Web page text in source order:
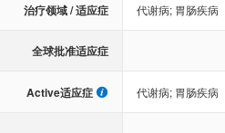
治疗领域 / 适应症 代谢病; 胃肠疾病
全球批准适应症
Active适应症 代谢病; 胃肠疾病